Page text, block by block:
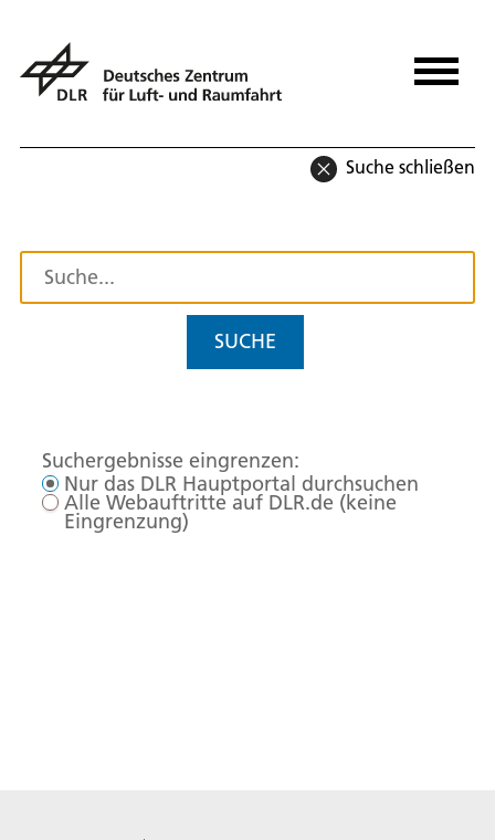
Suche schließen
SUCHE
Suchergebnisse eingrenzen:
Nur das DLR Hauptportal durchsuchen
Alle Webauftritte auf DLR.de (keine
Eingrenzung)